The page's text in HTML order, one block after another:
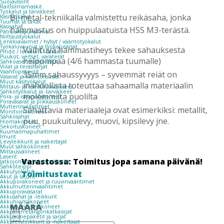
Suojavisiirit
Raitisilmamaskit
Työkalut ja tarvikkeet
Käsityökalut
Tuurnat ja taltat
Käsisahat
Patruunapuristimet
Niittaustyökalut
Lenkkiavaimet / hylsyt / vääntötyökalut
Työkaluvaunut ja työkalusarjat
Pihdit / leikkurit / sakset
Puukot, veitset, varaterät
Sähköasennustyökalut
Viilat ja teräsharjat
Vaahtopistoolit
Vasarat ja vääntöraudat
Muut käsityökalut
Mittaus- ja merkintävälineet
Sähkötyökalut ja -tarvikkeet
Pora- ja iskuporakoneet
Poravasarat ja piikkauskoneet
Mutterinvääntimet
Monitoimikoneet
Sähkösahat
Hiomakoneet
Sekoituskoneet
Kuumailmapuhaltimet
Imurit
Levyleikkurit ja nakertajat
Muut sähkökoneet
Mittausvälineet
Laserit
Jatkojohdot ja kaapelikelat
Sähköteippi
Akkutyökalut
Akut ja laturit
Akkuporakoneet ja ruuvinvääntimet
Akkumutterinvääntimet
Akkuporavasarat
Akkusahat ja -leikkurit
Akkuhiomakoneet
Akkumonitoimikoneet
Akkukierretangonkatkaisijat
Akkukonepaketit ja sarjat
Akkulevyleikkurit ja -nakertajat
Bi-metal-tekniikalla valmistettu reikäsaha, jonka
hammastus on huippulaatuista HSS M3-terästä.
Vaihtuva hammastiheys tekee sahauksesta
helpompaa (4/6 hammasta tuumalle)
35mm sahaussyvyys – syvemmät reiät on
mahdollista toteuttaa sahaamalla materiaalin
molemmilta puolilta
Sahattavia materiaaleja ovat esimerkiksi: metallit,
puu, puukuitulevy, muovi, kipsilevy jne.
Varastossa: Toimitus jopa samana päivänä!
Toimitustavat
MÄÄRÄ
MAGNUM
-